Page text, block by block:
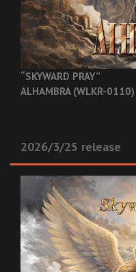
“SKYWARD PRAY”
ALHAMBRA (WLKR-0110)
2026/3/25 release